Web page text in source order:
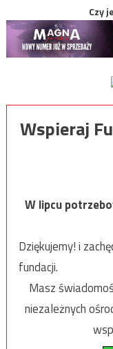
Czy
Wspieraj
W lipcu
Dziękujemy! i
fundacji.
Masz
niezależnych